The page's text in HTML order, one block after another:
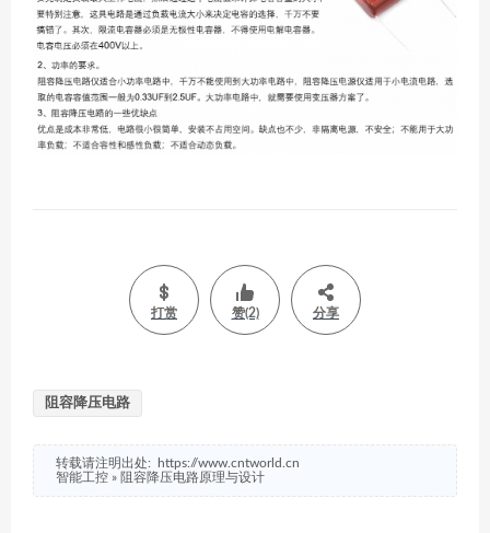
打赏 赞(2) 分享
阻容降压电路
转载请注明出处:
https://www.cntworld.cn
智能工控 » 阻容降压电路原理与设计